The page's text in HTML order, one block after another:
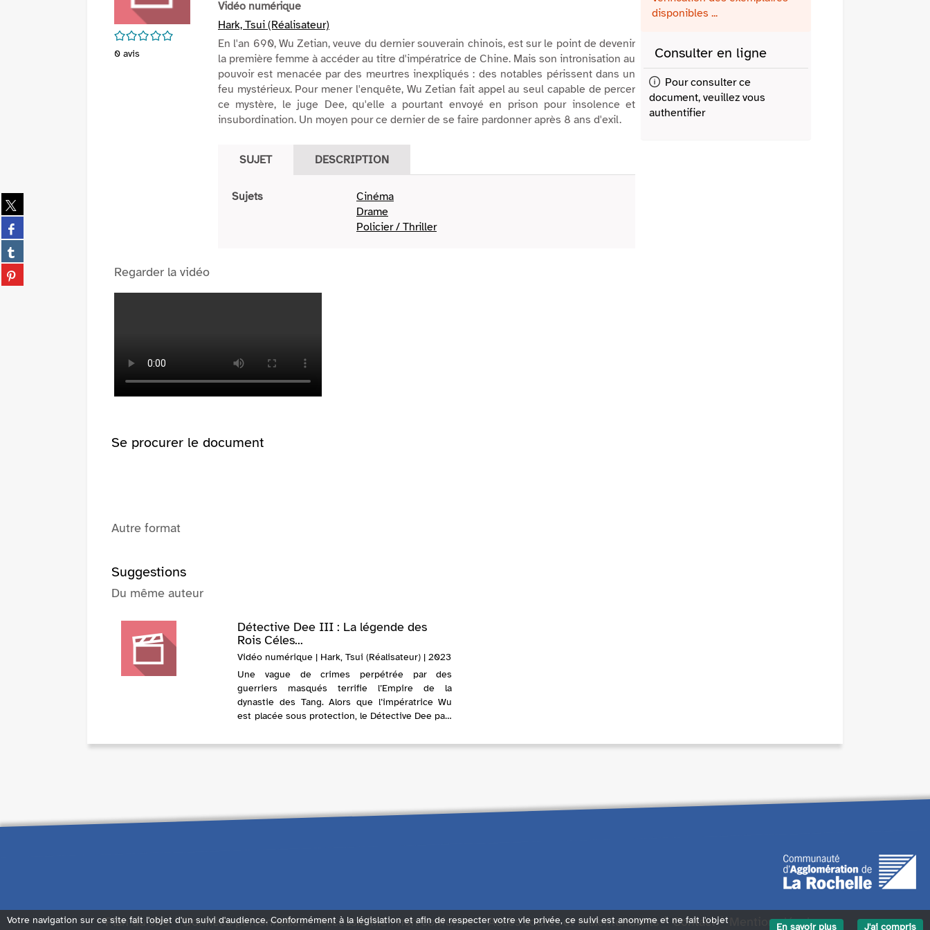
Partager
sur
twitter
(Nouvelle
fenêtre)
Partager
sur
facebook
(Nouvelle
fenêtre)
Partager
sur
tumblr
Partager
sur
/5
0 avis
Vidéo numérique
Hark, Tsui (Réalisateur)
En l'an 690, Wu Zetian, veuve du dernier souverain chinois, est sur le point de devenir
la première femme à accéder au titre d'impératrice de Chine. Mais son intronisation au
pouvoir est menacée par des meurtres inexpliqués : des notables périssent dans un
feu mystérieux. Pour mener l'enquête, Wu Zetian fait appel au seul capable de percer
ce mystère, le juge Dee, qu'elle a pourtant envoyé en prison pour insolence et
insubordination. Un moyen pour ce dernier de se faire pardonner après 8 ans d'exil.
SUJET DESCRIPTION
Sujets
Cinéma
Drame
Policier / Thriller
Regarder la vidéo
disponibles ...
Consulter en ligne
Pour consulter ce
document, veuillez vous
authentifier
Se procurer le document
Autre format
Suggestions
Du même auteur
Détective Dee III : La légende des
Rois Céles...
Vidéo numérique | Hark, Tsui (Réalisateur) | 2023
Une vague de crimes perpétrée par des
guerriers masqués terrifie l’Empire de la
dynastie des Tang. Alors que l’impératrice Wu
est placée sous protection, le Détective Dee part
poi...
Plan du site Données personnelles Accessibilité : non conforme Accès sourds et malentendants Contact Mentions légales
Votre navigation sur ce site fait l'objet d'un suivi d'audience. Conformément à la législation et afin de respecter votre vie privée, ce suivi est anonyme et ne fait l'objet
En savoir plus J'ai compris